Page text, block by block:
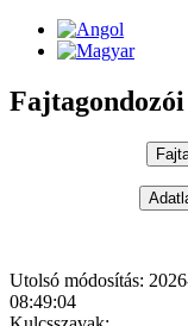
Utolsó módosítás:
08:49:04